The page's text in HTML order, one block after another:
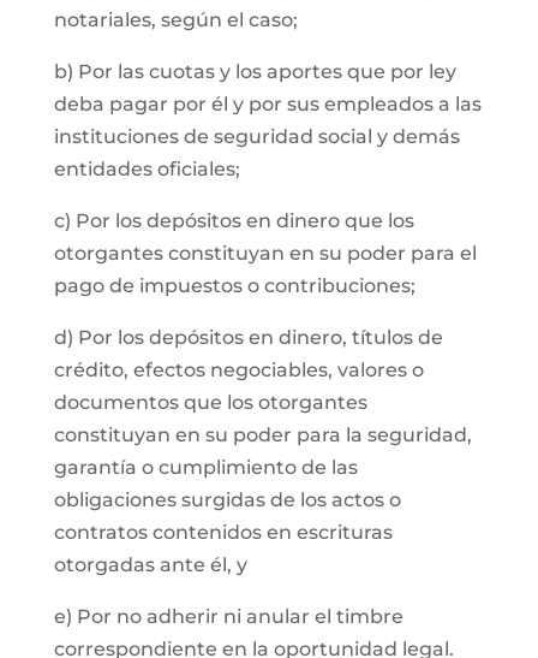
notariales, según el caso;
b) Por las cuotas y los aportes que por ley
deba pagar por él y por sus empleados a las
instituciones de seguridad social y demás
entidades oficiales;
c) Por los depósitos en dinero que los
otorgantes constituyan en su poder para el
pago de impuestos o contribuciones;
d) Por los depósitos en dinero, títulos de
crédito, efectos negociables, valores o
documentos que los otorgantes
constituyan en su poder para la seguridad,
garantía o cumplimiento de las
obligaciones surgidas de los actos o
contratos contenidos en escrituras
otorgadas ante él, y
e) Por no adherir ni anular el timbre
correspondiente en la oportunidad legal.